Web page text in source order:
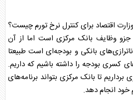
اقتصاد برای کنترل نرخ تورم چیست؟
جزو وظایف بانک مرکزی است اما از آن
بانکی و بودجه‌ای است طبیعتا
کسری بودجه را داشته باشیم که داریم.
برداریم تا بانک مرکزی بتواند برنامه‌های
انجام دهد.